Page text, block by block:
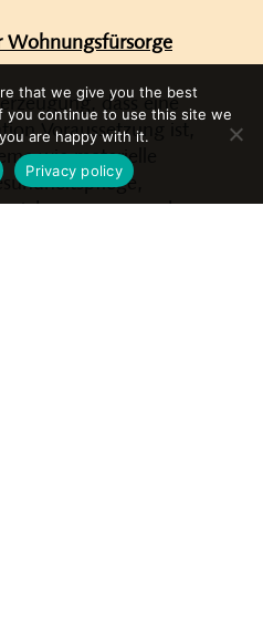
Wohnungsfürsorge
dass eine
Voraussetzung ist,
wie materielle
anzugehen.
that we give you the best
you continue to use this site we
are happy with it.
Privacy policy